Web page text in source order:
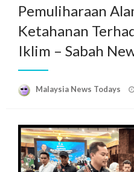
Pemuliharaan
Ketahanan
Iklim – Sabah
Malaysia News Todays